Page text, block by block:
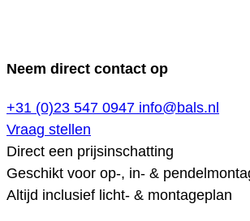
Neem direct contact op
+31 (0)23 547 0947 info@bals.nl
Vraag stellen
Direct een prijsinschatting
Geschikt voor op-, in- &
Altijd inclusief licht- & montageplan